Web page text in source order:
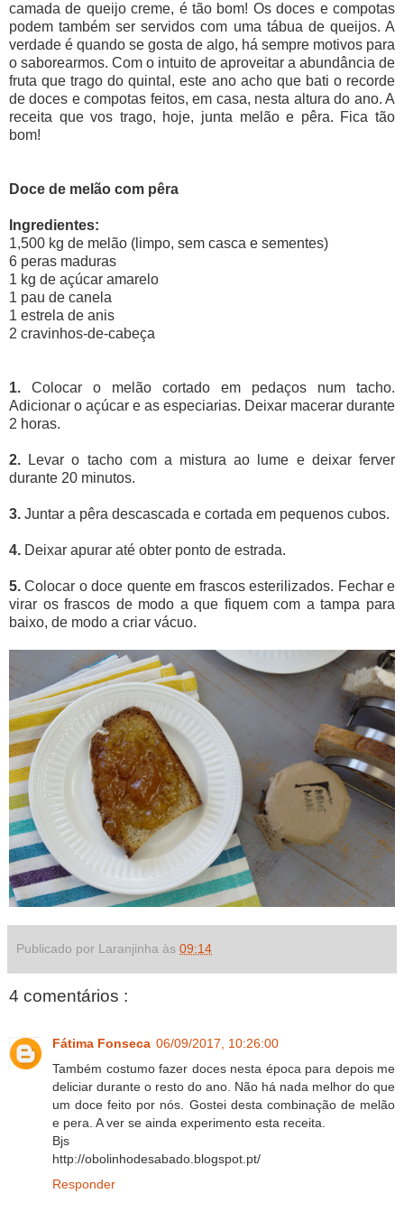
camada de queijo creme, é tão bom! Os doces e compotas
podem também ser servidos com uma tábua de queijos. A
verdade é quando se gosta de algo, há sempre motivos para
o saborearmos. Com o intuito de aproveitar a abundância de
fruta que trago do quintal, este ano acho que bati o recorde
de doces e compotas feitos, em casa, nesta altura do ano. A
receita que vos trago, hoje, junta melão e pêra. Fica tão
bom!
Doce de melão com pêra
Ingredientes:
1,500 kg de melão (limpo, sem casca e sementes)
6 peras maduras
1 kg de açúcar amarelo
1 pau de canela
1 estrela de anis
2 cravinhos-de-cabeça
1. Colocar o melão cortado em pedaços num tacho.
Adicionar o açúcar e as especiarias. Deixar macerar durante
2 horas.
2. Levar o tacho com a mistura ao lume e deixar ferver
durante 20 minutos.
3. Juntar a pêra descascada e cortada em pequenos cubos.
4. Deixar apurar até obter ponto de estrada.
5. Colocar o doce quente em frascos esterilizados. Fechar e
virar os frascos de modo a que fiquem com a tampa para
baixo, de modo a criar vácuo.
Publicado por Laranjinha às 09:14
4 comentários :
Fátima Fonseca 06/09/2017, 10:26:00
Também costumo fazer doces nesta época para depois me
deliciar durante o resto do ano. Não há nada melhor do que
um doce feito por nós. Gostei desta combinação de melão
e pera. A ver se ainda experimento esta receita.
Bjs
http://obolinhodesabado.blogspot.pt/
Responder